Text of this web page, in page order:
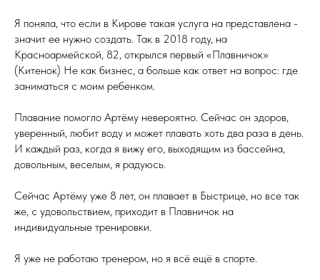
Я поняла, что если в Кирове такая услуга на представлена -
значит ее нужно создать. Так в 2018 году, на
Красноармейской, 82, открылся первый «Плавничок»
(Китенок) Не как бизнес, а больше как ответ на вопрос: где
заниматься с моим ребенком.
Плавание помогло Артёму невероятно. Сейчас он здоров,
уверенный, любит воду и может плавать хоть два раза в день.
И каждый раз, когда я вижу его, выходящим из бассейна,
довольным, веселым, я радуюсь.
Сейчас Артёму уже 8 лет, он плавает в Быстрице, но все так
же, с удовольствием, приходит в Плавничок на
индивидуальные тренировки.
Я уже не работаю тренером, но я всё ещё в спорте.